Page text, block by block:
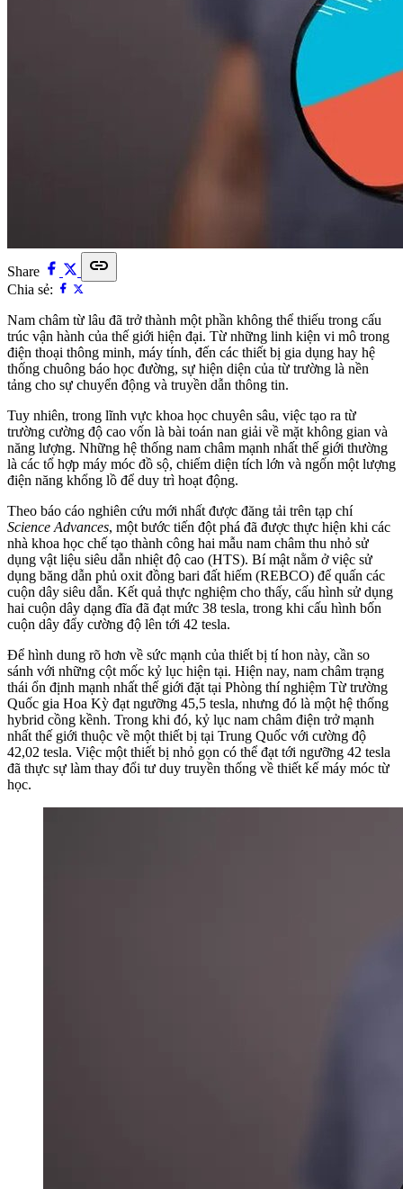
Share link
Chia sẻ:
Nam châm từ lâu đã trở thành một phần không thể thiếu trong cấu
trúc vận hành của thế giới hiện đại. Từ những linh kiện vi mô trong
điện thoại thông minh, máy tính, đến các thiết bị gia dụng hay hệ
thống chuông báo học đường, sự hiện diện của từ trường là nền
tảng cho sự chuyển động và truyền dẫn thông tin.
Tuy nhiên, trong lĩnh vực khoa học chuyên sâu, việc tạo ra từ
trường cường độ cao vốn là bài toán nan giải về mặt không gian và
năng lượng. Những hệ thống nam châm mạnh nhất thế giới thường
là các tổ hợp máy móc đồ sộ, chiếm diện tích lớn và ngốn một lượng
điện năng khổng lồ để duy trì hoạt động.
Theo báo cáo nghiên cứu mới nhất được đăng tải trên tạp chí
Science Advances, một bước tiến đột phá đã được thực hiện khi các
nhà khoa học chế tạo thành công hai mẫu nam châm thu nhỏ sử
dụng vật liệu siêu dẫn nhiệt độ cao (HTS). Bí mật nằm ở việc sử
dụng băng dẫn phủ oxit đồng bari đất hiếm (REBCO) để quấn các
cuộn dây siêu dẫn. Kết quả thực nghiệm cho thấy, cấu hình sử dụng
hai cuộn dây dạng đĩa đã đạt mức 38 tesla, trong khi cấu hình bốn
cuộn dây đẩy cường độ lên tới 42 tesla.
Để hình dung rõ hơn về sức mạnh của thiết bị tí hon này, cần so
sánh với những cột mốc kỷ lục hiện tại. Hiện nay, nam châm trạng
thái ổn định mạnh nhất thế giới đặt tại Phòng thí nghiệm Từ trường
Quốc gia Hoa Kỳ đạt ngưỡng 45,5 tesla, nhưng đó là một hệ thống
hybrid cồng kềnh. Trong khi đó, kỷ lục nam châm điện trở mạnh
nhất thế giới thuộc về một thiết bị tại Trung Quốc với cường độ
42,02 tesla. Việc một thiết bị nhỏ gọn có thể đạt tới ngưỡng 42 tesla
đã thực sự làm thay đổi tư duy truyền thống về thiết kế máy móc từ
học.